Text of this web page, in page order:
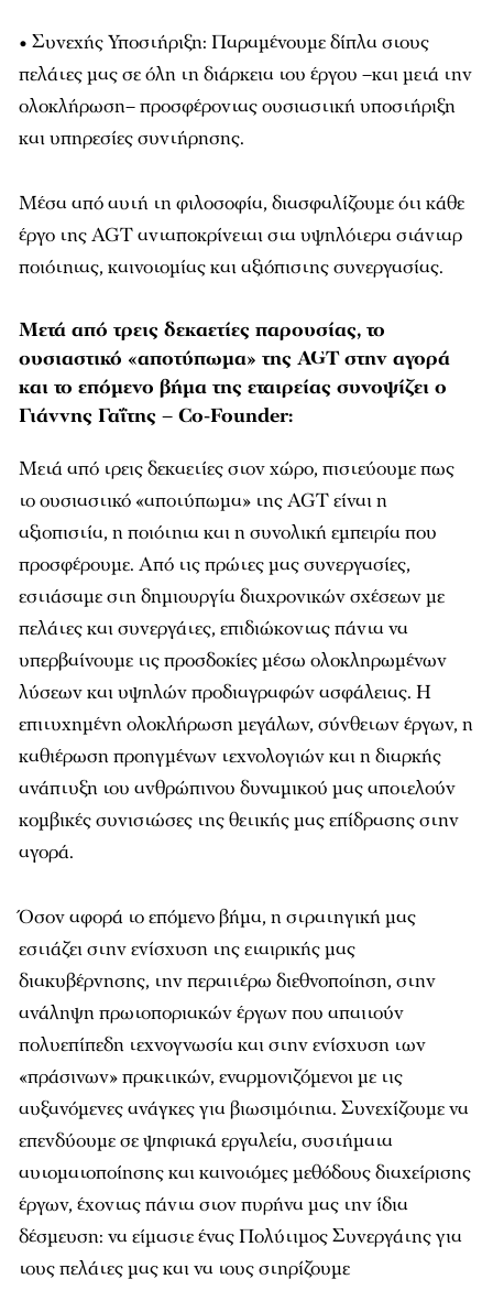
• Συνεχής Υποστήριξη: Παραμένουμε δίπλα στους
πελάτες μας σε όλη τη διάρκεια του έργου –και μετά την
ολοκλήρωση– προσφέροντας ουσιαστική υποστήριξη
και υπηρεσίες συντήρησης.
Μέσα από αυτή τη φιλοσοφία, διασφαλίζουμε ότι κάθε
έργο της AGT ανταποκρίνεται στα υψηλότερα στάνταρ
ποιότητας, καινοτομίας και αξιόπιστης συνεργασίας.
Μετά από τρεις δεκαετίες παρουσίας, το
ουσιαστικό «αποτύπωμα» της AGT στην αγορά
και το επόμενο βήμα της εταιρείας συνοψίζει ο
Γιάννης Γαΐτης – Co-Founder:
Μετά από τρεις δεκαετίες στον χώρο, πιστεύουμε πως
το ουσιαστικό «αποτύπωμα» της AGT είναι η
αξιοπιστία, η ποιότητα και η συνολική εμπειρία που
προσφέρουμε. Από τις πρώτες μας συνεργασίες,
εστιάσαμε στη δημιουργία διαχρονικών σχέσεων με
πελάτες και συνεργάτες, επιδιώκοντας πάντα να
υπερβαίνουμε τις προσδοκίες μέσω ολοκληρωμένων
λύσεων και υψηλών προδιαγραφών ασφάλειας. Η
επιτυχημένη ολοκλήρωση μεγάλων, σύνθετων έργων, η
καθιέρωση προηγμένων τεχνολογιών και η διαρκής
ανάπτυξη του ανθρώπινου δυναμικού μας αποτελούν
κομβικές συνιστώσες της θετικής μας επίδρασης στην
αγορά.
Όσον αφορά το επόμενο βήμα, η στρατηγική μας
εστιάζει στην ενίσχυση της εταιρικής μας
διακυβέρνησης, την περαιτέρω διεθνοποίηση, στην
ανάληψη πρωτοποριακών έργων που απαιτούν
πολυεπίπεδη τεχνογνωσία και στην ενίσχυση των
«πράσινων» πρακτικών, εναρμονιζόμενοι με τις
αυξανόμενες ανάγκες για βιωσιμότητα. Συνεχίζουμε να
επενδύουμε σε ψηφιακά εργαλεία, συστήματα
αυτοματοποίησης και καινοτόμες μεθόδους διαχείρισης
έργων, έχοντας πάντα στον πυρήνα μας την ίδια
δέσμευση: να είμαστε ένας Πολύτιμος Συνεργάτης για
τους πελάτες μας και να τους στηρίζουμε